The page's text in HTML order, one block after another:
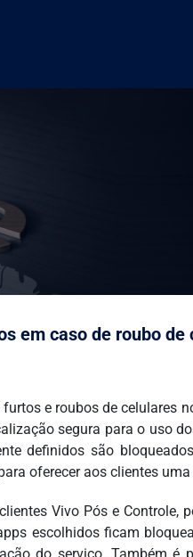
em caso de roubo de
e roubos de celulares
segura para o uso
definidos são
oferecer aos clientes
Vivo Pós e Controle,
escolhidos ficam